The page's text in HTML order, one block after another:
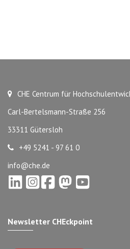
CHE Centrum für
Carl-Bertelsmann-Straße 256
33311 Gütersloh
+49 5241 - 97 61 0
info@che.de
Newsletter CHEckpoint